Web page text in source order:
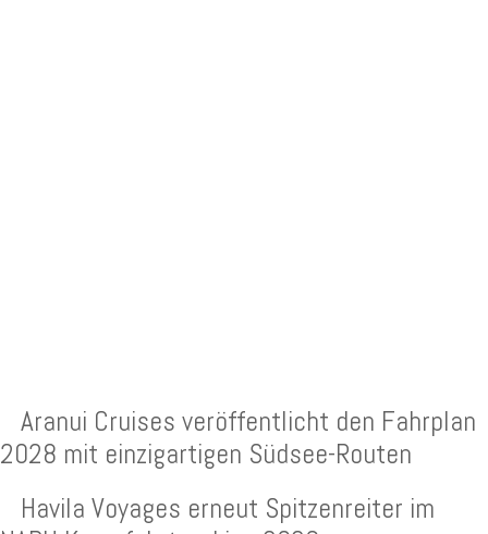
Aranui Cruises veröffentlicht den Fahrplan
2028 mit einzigartigen Südsee-Routen
Havila Voyages erneut Spitzenreiter im